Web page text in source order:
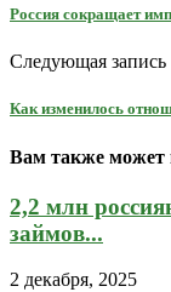
Россия сокращает
Следующая запись
Как изменилось
Вам также может
2,2 млн
займов...
2 декабря, 2025